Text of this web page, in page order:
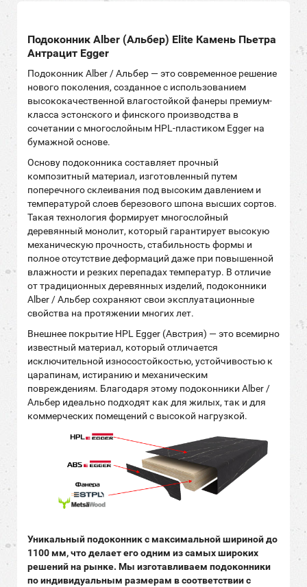
Подоконник Alber (Альбер) Elite Камень Пьетра
Антрацит Egger
Подоконник Alber / Альбер — это современное решение
нового поколения, созданное с использованием
высококачественной влагостойкой фанеры премиум-
класса эстонского и финского производства в
сочетании с многослойным HPL-пластиком Egger на
бумажной основе.
Основу подоконника составляет прочный
композитный материал, изготовленный путем
поперечного склеивания под высоким давлением и
температурой слоев березового шпона высших сортов.
Такая технология формирует многослойный
деревянный монолит, который гарантирует высокую
механическую прочность, стабильность формы и
полное отсутствие деформаций даже при повышенной
влажности и резких перепадах температур. В отличие
от традиционных деревянных изделий, подоконники
Alber / Альбер сохраняют свои эксплуатационные
свойства на протяжении многих лет.
Внешнее покрытие HPL Egger (Австрия) — это всемирно
известный материал, который отличается
исключительной износостойкостью, устойчивостью к
царапинам, истиранию и механическим
повреждениям. Благодаря этому подоконники Alber /
Альбер идеально подходят как для жилых, так и для
коммерческих помещений с высокой нагрузкой.
Уникальный подоконник с максимальной шириной до
1100 мм, что делает его одним из самых широких
решений на рынке. Мы изготавливаем подоконники
по индивидуальным размерам в соответствии с